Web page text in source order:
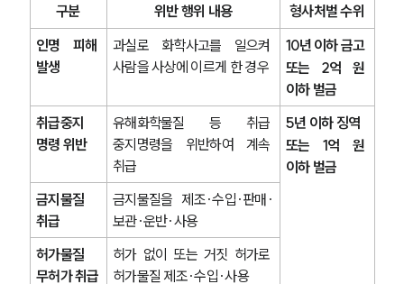
구분 위반 행위 내용
형사처벌 수위
인명 피해
발생
과실로 화학사고를 일으켜
사람을 사상에 이르게 한 경우
10년 이하 금고
또는 2억 원
이하 벌금
취급중지
명령 위반
유해화학물질 등 취급
중지명령을 위반하여 계속
취급
5년 이하 징역
또는 1억 원
이하 벌금
금지물질
취급
금지물질을 제조·수입·판매·
보관·운반·사용
허가물질
무허가 취급
허가 없이 또는 거짓 허가로
허가물질 제조·수입·사용